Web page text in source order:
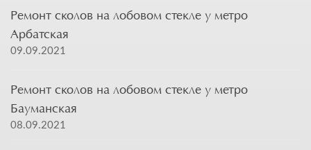
Ремонт сколов на лобовом стекле у метро
Арбатская
09.09.2021
Ремонт сколов на лобовом стекле у метро
Бауманская
08.09.2021